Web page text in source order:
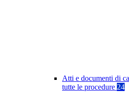
Atti e documenti di
tutte le procedure 24